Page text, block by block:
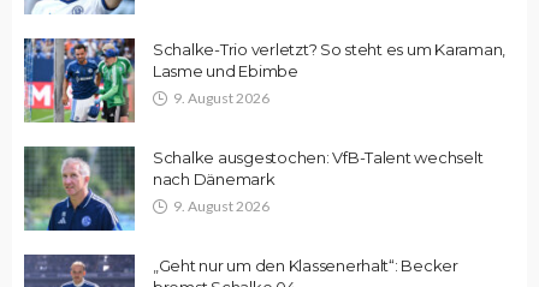
Schalke-Trio verletzt? So steht es um Karaman,
Lasme und Ebimbe
9. August 2026
Schalke ausgestochen: VfB-Talent wechselt
nach Dänemark
9. August 2026
„Geht nur um den Klassenerhalt“: Becker